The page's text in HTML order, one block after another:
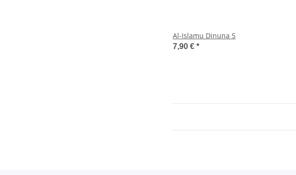
Al-Islamu Dinuna 5
7,90 € *